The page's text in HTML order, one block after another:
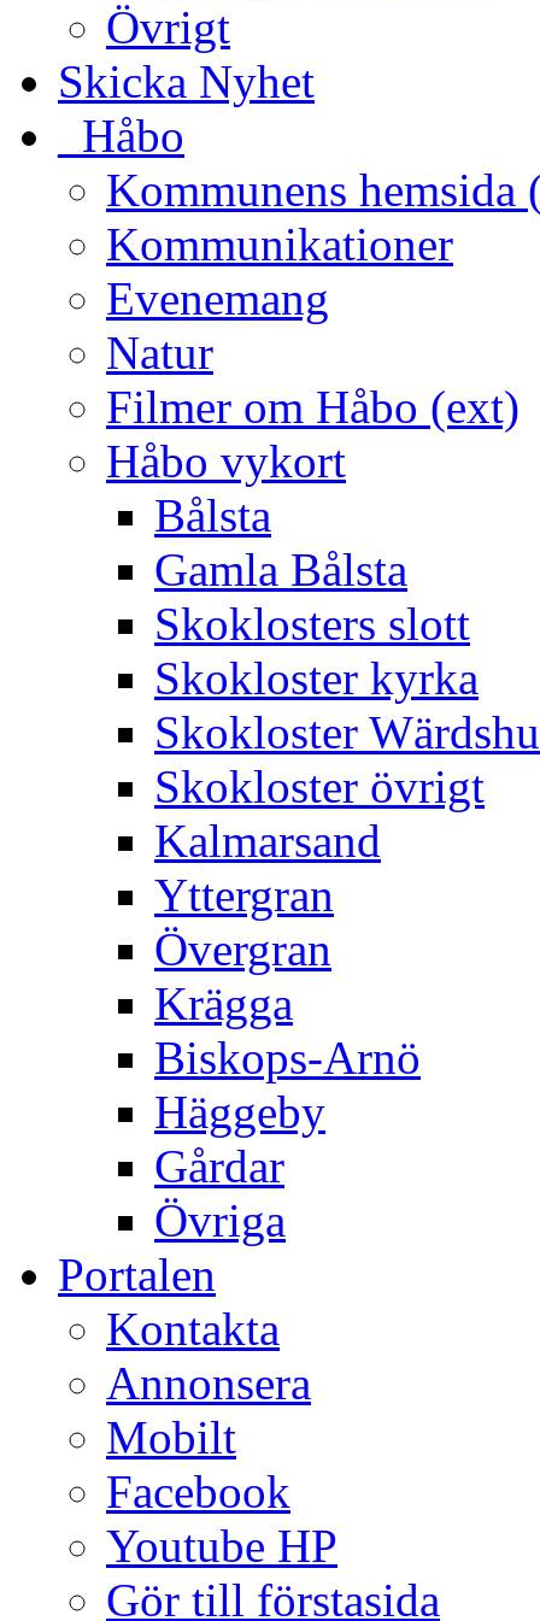
Övrigt
Skicka Nyhet
_Håbo
Kommunens hemsida
Kommunikationer
Evenemang
Natur
Filmer om Håbo (ext)
Håbo vykort
Bålsta
Gamla Bålsta
Skoklosters slott
Skokloster kyrka
Skokloster
Skokloster övrigt
Kalmarsand
Yttergran
Övergran
Krägga
Biskops-Arnö
Häggeby
Gårdar
Övriga
Portalen
Kontakta
Annonsera
Mobilt
Facebook
Youtube HP
Gör till förstasida